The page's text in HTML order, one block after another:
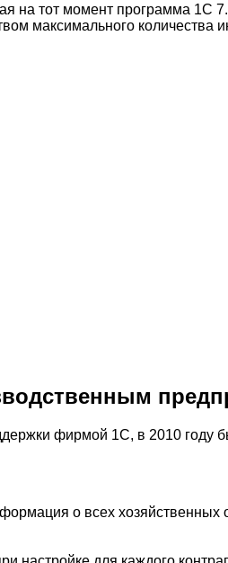
на тот момент программа 1С
максимального количества
фирмой 1С, в 2010
о всех